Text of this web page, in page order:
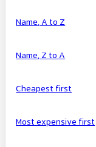
Name, A to Z
Name, Z to A
Cheapest first
Most expensive first